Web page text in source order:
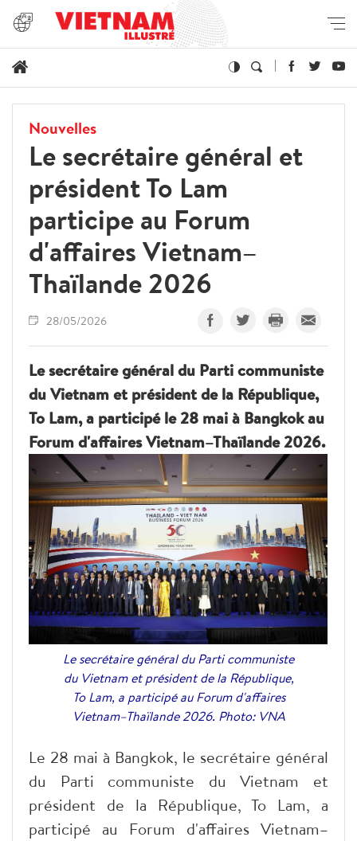
Nouvelles
Le secrétaire général et
président To Lam
participe au Forum
d'affaires Vietnam–
Thaïlande 2026
28/05/2026
Le secrétaire général du Parti communiste
du Vietnam et président de la République,
To Lam, a participé le 28 mai à Bangkok au
Forum d'affaires Vietnam–Thaïlande 2026.
Le secrétaire général du Parti communiste
du Vietnam et président de la République,
To Lam, a participé au Forum d'affaires
Vietnam–Thaïlande 2026. Photo: VNA
Le 28 mai à Bangkok, le secrétaire général
du Parti communiste du Vietnam et
président de la République, To Lam, a
participé au Forum d'affaires Vietnam–